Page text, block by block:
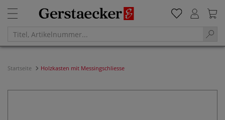
Startseite Holzkasten mit Messingschliesse